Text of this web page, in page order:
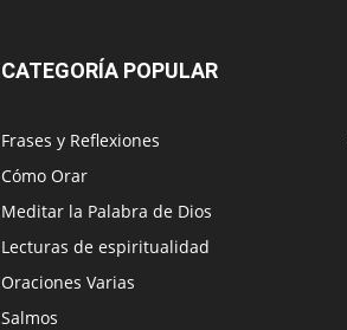
CATEGORÍA POPULAR
Frases y Reflexiones
Cómo Orar
Meditar la Palabra de Dios
Lecturas de espiritualidad
Oraciones Varias
Salmos